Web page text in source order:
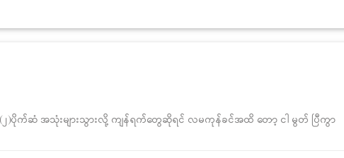
(၂)ပိုက်ဆံ အသုံးများသွားလို့ ကျန်ရက်တွေဆိုရင် လမကုန်ခင်အထိ တော့ ငါ မွတ် ပြီကွာ